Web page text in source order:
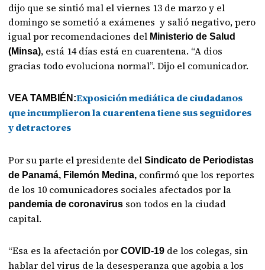
dijo que se sintió mal el viernes 13 de marzo y el
domingo se sometió a exámenes y salió negativo, pero
igual por recomendaciones del Ministerio de Salud
(Minsa), está 14 días está en cuarentena. “A dios
gracias todo evoluciona normal”. Dijo el comunicador.
VEA TAMBIÉN:Exposición mediática de ciudadanos
que incumplieron la cuarentena tiene sus seguidores
y detractores
Por su parte el presidente del Sindicato de Periodistas
de Panamá, Filemón Medina, confirmó que los reportes
de los 10 comunicadores sociales afectados por la
pandemia de coronavirus son todos en la ciudad
capital.
“Esa es la afectación porCOVID-19 de los colegas, sin
hablar del virus de la desesperanza que agobia a los